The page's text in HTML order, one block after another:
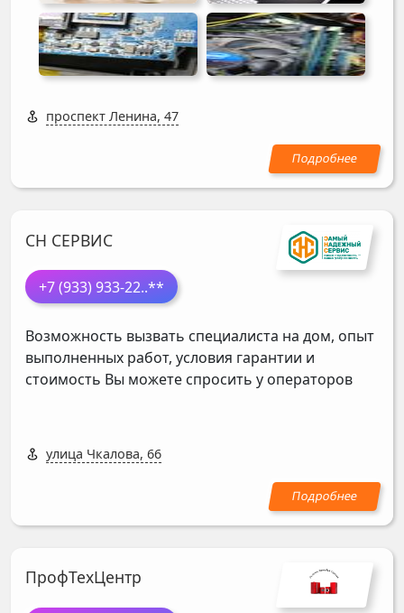
проспект Ленина, 47
СН СЕРВИС
+7 (933) 933-22..**
Возможность вызвать специалиста на дом, опыт
выполненных работ, условия гарантии и
стоимость Вы можете спросить у операторов
улица Чкалова, 66
ПрофТехЦентр